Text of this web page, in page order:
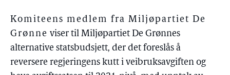
Komiteens medlem fra Miljøpartiet De
Grønne viser til Miljøpartiet De Grønnes
alternative statsbudsjett, der det foreslås å
reversere regjeringens kutt i veibruksavgiften og